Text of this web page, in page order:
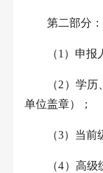
第二部分
（1 ）申报
（2 ）学历
单位盖章）；
（3）当前
（4）高级